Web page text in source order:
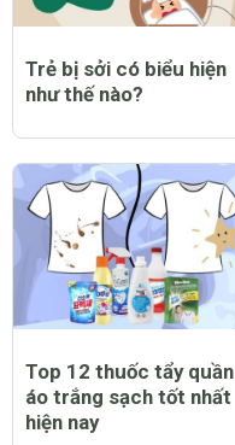
Trẻ bị sởi có biểu hiện
như thế nào?
Top 12 thuốc tẩy quần
áo trắng sạch tốt nhất
hiện nay